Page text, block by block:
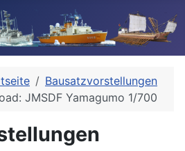
Bausatzvorstellungen
JMSDF Yamagumo 1/700